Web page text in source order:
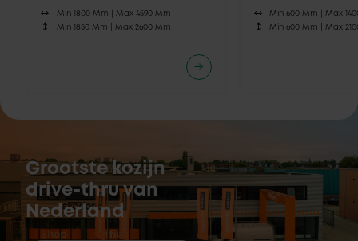
Min 1800 Mm | Max 4590 Mm
Min 1850 Mm | Max 2600 Mm
Min 600 Mm |Max
Min 600 Mm |Max
Grootste kozijn
drive-thru van
Nederland